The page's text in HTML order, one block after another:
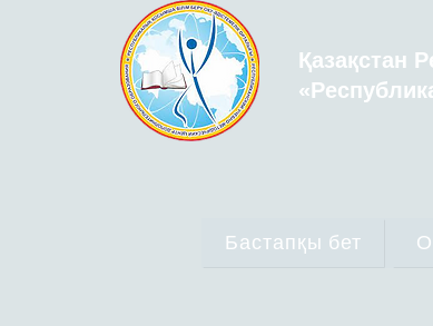
Қазақстан
Бастапқы бет